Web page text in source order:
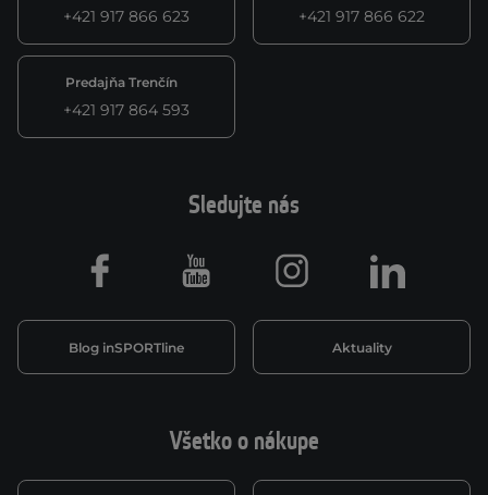
+421 917 866 623 +421 917 866 622
Predajňa Trenčín
+421 917 864 593
Všetko o nákupe
Sledujte nás
Blog inSPORTline Aktuality
Facebook Youtube Instagram LinkedIn